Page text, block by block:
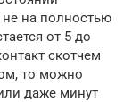
не на полностью
от 5 до
скотчем
то можно
даже минут